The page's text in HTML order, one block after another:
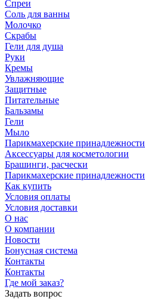
Спреи
Соль для ванны
Молочко
Скрабы
Гели для душа
Руки
Кремы
Увлажняющие
Защитные
Питательные
Бальзамы
Гели
Мыло
Парикмахерские принадлежности
Аксессуары для косметологии
Брашинги, расчески
Парикмахерские принадлежности
Как купить
Условия оплаты
Условия доставки
О нас
О компании
Новости
Бонусная система
Контакты
Контакты
Где мой заказ?
Задать вопрос